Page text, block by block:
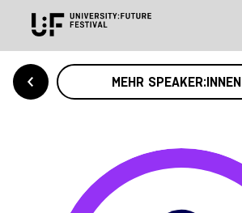
MEHR SPEAKER:INNEN